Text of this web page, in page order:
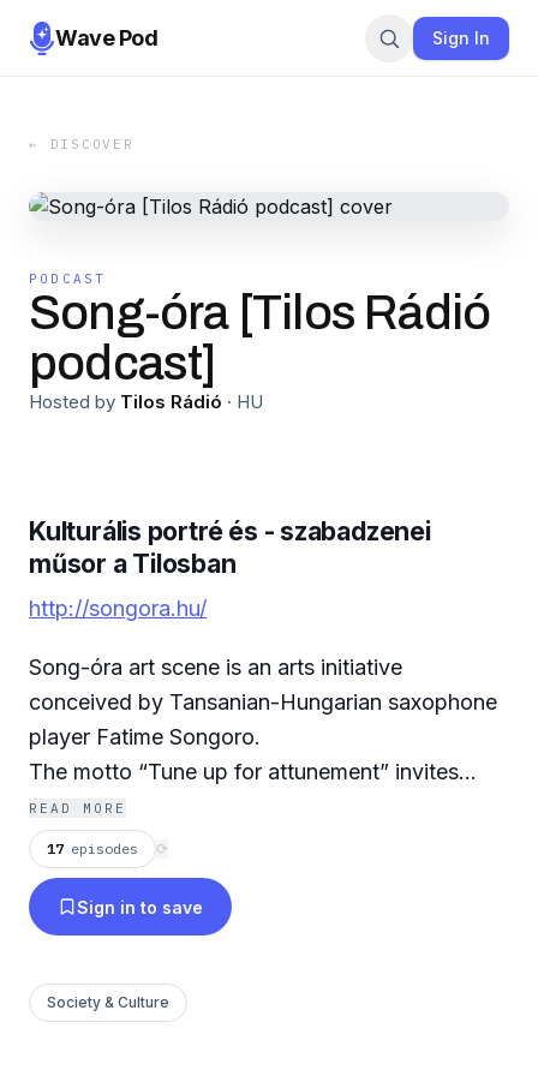
Wave Pod Sign In
← DISCOVER
PODCAST
Song-óra [Tilos Rádió
podcast]
Hosted by Tilos Rádió · HU
Kulturális portré és - szabadzenei
műsor a Tilosban
http://songora.hu/
Song-óra art scene is an arts initiative
conceived by Tansanian-Hungarian saxophone
player Fatime Songoro.
The motto “Tune up for attunement” invites
fellow musicians to make improvised music
together.
Their performances are hinged on the encounter
of different personalities and musical worlds.
Song-óra (a wordplay in hungarian, 'óra' means
lesson and song is also referring to the name of
READ MORE
17 episodes ⟳
Sign in to save
Society & Culture